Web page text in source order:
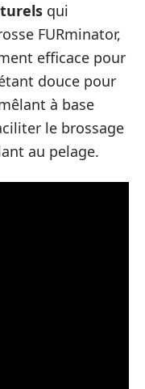
qui
FURminator,
efficace pour
douce pour
à base
le brossage
au pelage.